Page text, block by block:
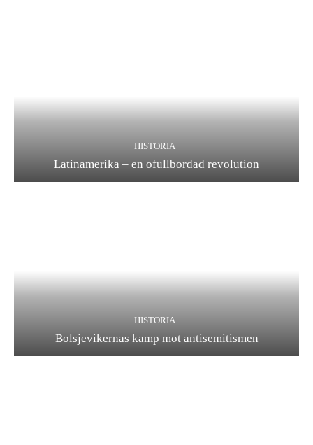
HISTORIA
Latinamerika – en ofullbordad revolution
HISTORIA
Bolsjevikernas kamp mot antisemitismen